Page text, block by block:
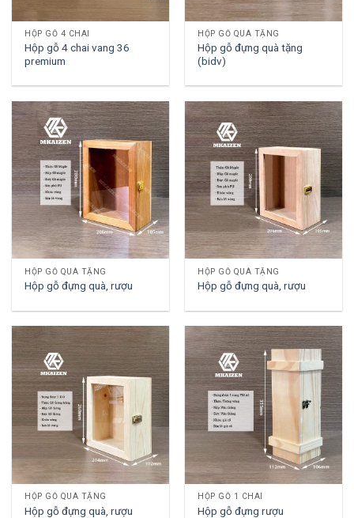
HỘP GỖ 4 CHAI
Hộp gỗ 4 chai vang 36
premium
HỘP GỖ QUÀ TẶNG
Hộp gỗ đựng quà tặng
(bidv)
HỘP GỖ QUÀ TẶNG
Hộp gỗ đựng quà, rượu
HỘP GỖ QUÀ TẶNG
Hộp gỗ đựng quà, rượu
HỘP GỖ QUÀ TẶNG
Hộp gỗ đựng quà, rượu
HỘP GỖ 1 CHAI
Hộp gỗ đựng rượu